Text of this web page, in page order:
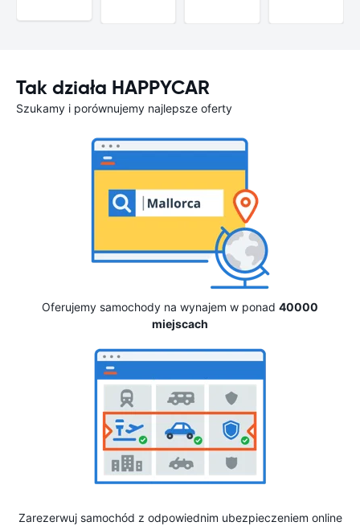
Tak działa HAPPYCAR
Szukamy i porównujemy najlepsze oferty
Oferujemy samochody na wynajem w ponad 40000
miejscach
Zarezerwuj samochód z odpowiednim ubezpieczeniem online